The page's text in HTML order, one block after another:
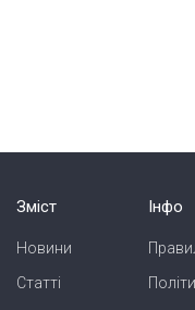
Зміст
Новини
Статті
Інфо